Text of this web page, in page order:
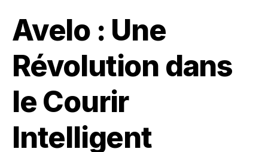
Avelo : Une
Révolution dans
le Courir
Intelligent